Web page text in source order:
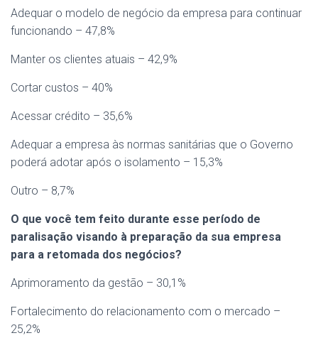
Adequar o modelo de negócio da empresa para continuar
funcionando – 47,8%
Manter os clientes atuais – 42,9%
Cortar custos – 40%
Acessar crédito – 35,6%
Adequar a empresa às normas sanitárias que o Governo
poderá adotar após o isolamento – 15,3%
Outro – 8,7%
O que você tem feito durante esse período de
paralisação visando à preparação da sua empresa
para a retomada dos negócios?
Aprimoramento da gestão – 30,1%
Fortalecimento do relacionamento com o mercado –
25,2%